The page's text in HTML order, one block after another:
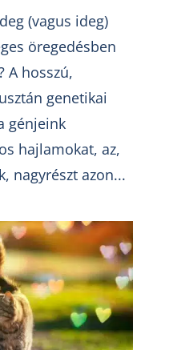
(vagus ideg)
öregedésben
A hosszú,
genetikai
génjeink
hajlamokat, az,
nagyrészt azon...